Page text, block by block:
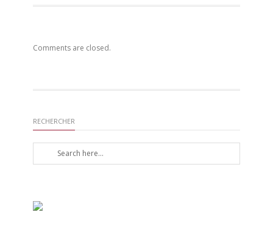
Comments are closed.
RECHERCHER